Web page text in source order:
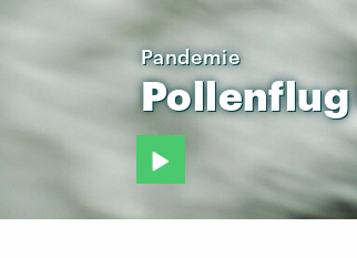
Pandemie
Pollenflug